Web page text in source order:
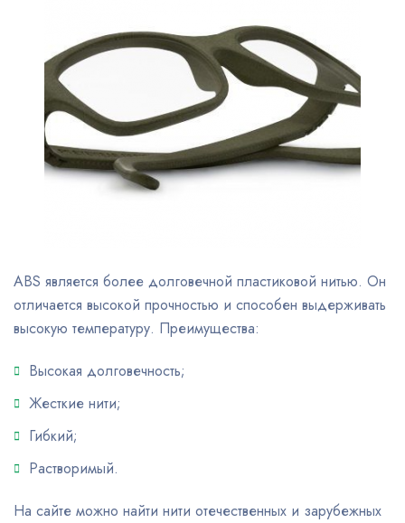
ABS является более долговечной пластиковой нитью. Он
отличается высокой прочностью и способен выдерживать
высокую температуру. Преимущества:
Высокая долговечность;
Жесткие нити;
Гибкий;
Растворимый.
На сайте можно найти нити отечественных и зарубежных